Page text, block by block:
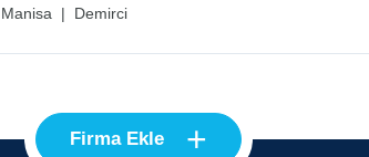
Manisa | Demirci
Firma Ekle +